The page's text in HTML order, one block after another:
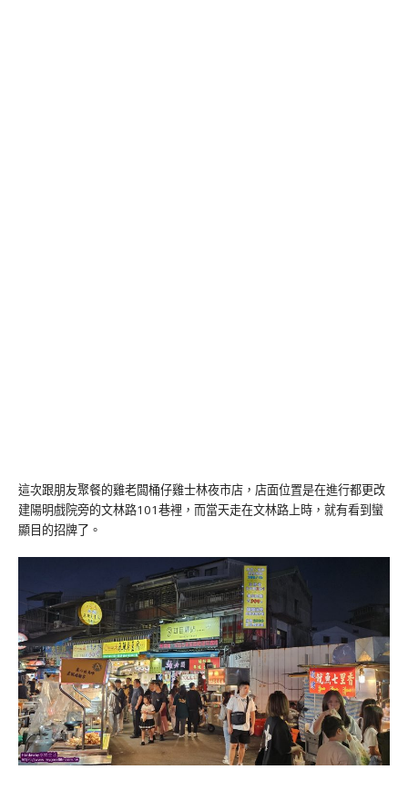
這次跟朋友聚餐的雞老闆桶仔雞士林夜市店，店面位置是在進行都更改
建陽明戲院旁的文林路101巷裡，而當天走在文林路上時，就有看到蠻
顯目的招牌了。